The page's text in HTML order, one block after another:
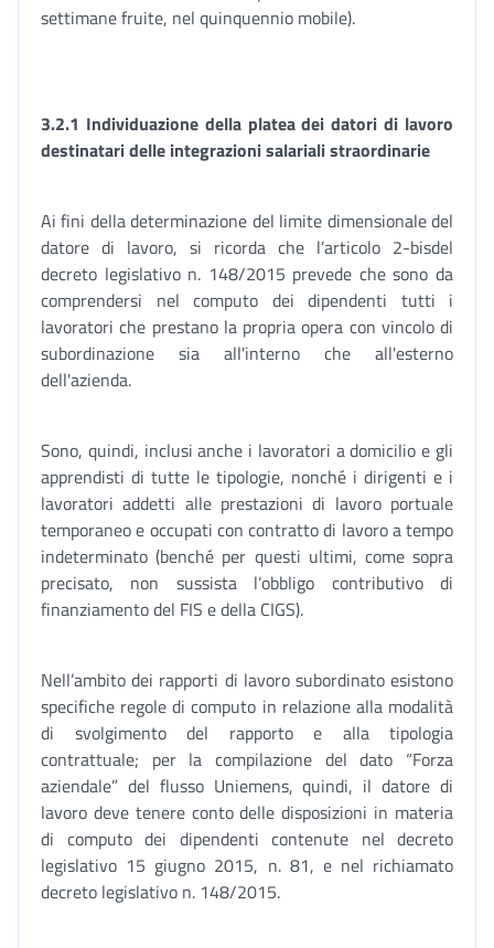
settimane fruite, nel quinquennio mobile).
3.2.1 Individuazione della platea dei datori di lavoro
destinataridelle integrazioni salarialistraordinarie
Ai fini della determinazione del limite dimensionale del
datore di lavoro, si ricorda che l’articolo 2-bisdel
decreto legislativo n. 148/2015 prevede che sono da
comprendersi nel computo dei dipendenti tutti i
lavoratori che prestano la propria opera con vincolo di
subordinazione sia all'interno che all'esterno
dell'azienda.
Sono, quindi, inclusi anche i lavoratori a domicilio e gli
apprendisti di tutte le tipologie, nonché i dirigenti e i
lavoratori addetti alle prestazioni di lavoro portuale
temporaneo e occupati con contratto di lavoro a tempo
indeterminato (benché per questi ultimi, come sopra
precisato, non sussista l’obbligo contributivo di
finanziamento del FIS e della CIGS).
Nell’ambito dei rapporti di lavoro subordinato esistono
specifiche regole di computo in relazione alla modalità
di svolgimento del rapporto e alla tipologia
contrattuale; per la compilazione del dato “Forza
aziendale” del flusso Uniemens, quindi, il datore di
lavoro deve tenere conto delle disposizioni in materia
di computo dei dipendenti contenute nel decreto
legislativo 15 giugno 2015, n. 81, e nel richiamato
decreto legislativo n. 148/2015.